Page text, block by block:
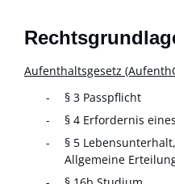
Aufenthaltsgesetz
§ 3 Passpflicht
§ 4 Erfordernis
§ 5
Allgemeine